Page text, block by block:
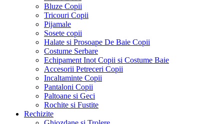
Bluze Copii
Tricouri Copii
Pijamale
Sosete copii
Halate si Prosoape De Baie Copii
Costume Serbare
Echipament Inot Copii si Costume Baie
Accesorii Petreceri Copii
Incaltaminte Copii
Pantaloni Copii
Paltoane si Geci
Rochite si Fustite
Rechizite